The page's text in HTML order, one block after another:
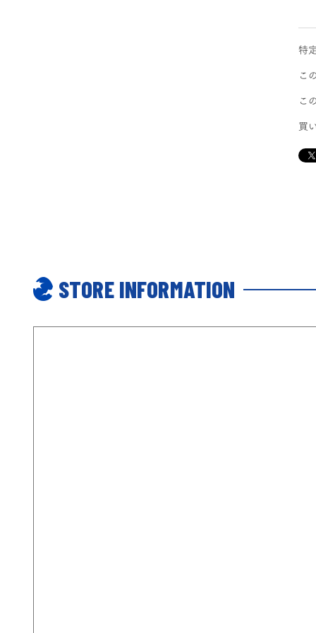
特
こ
こ
買
STORE INFORMATION